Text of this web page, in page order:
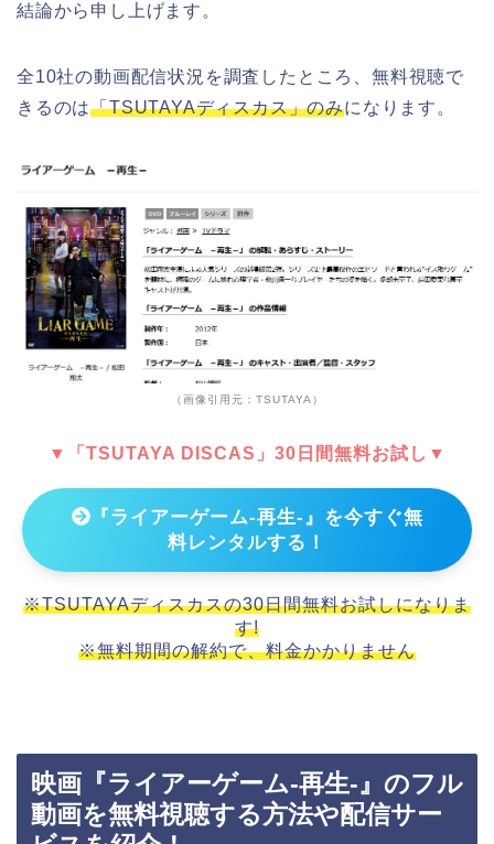
結論から申し上げます。
全10社の動画配信状況を調査したところ、無料視聴で
きるのは「TSUTAYAディスカス」のみになります。
（画像引用元：TSUTAYA）
▼「TSUTAYA DISCAS」30日間無料お試し▼
『ライアーゲーム-再生-』を今すぐ無
料レンタルする！
※TSUTAYAディスカスの30日間無料お試しになりま
す!
※無料期間の解約で、料金かかりません
映画『ライアーゲーム-再生-』のフル
動画を無料視聴する方法や配信サー